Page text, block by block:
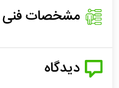
مشخصات فنی
دیدگاه